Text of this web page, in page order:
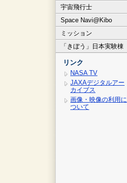
宇宙飛行士
Space Navi@Kibo
ミッション
「きぼう」日本実験棟
リンク
NASA TV
JAXAデジタルアー
カイブス
画像・映像の利用に
ついて